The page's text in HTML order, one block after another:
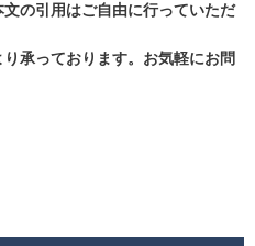
の引用はご自由に行っていただ
承っております。お気軽にお問